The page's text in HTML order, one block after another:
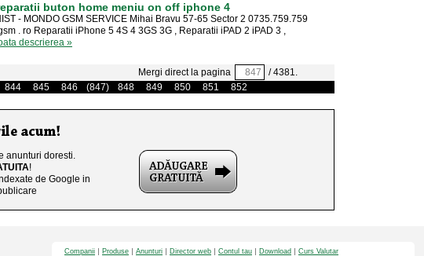
buton home meniu on off iphone 4
- MONDO GSM SERVICE Mihai Bravu 57-65 Sector 2 0735.759.759
. ro Reparatii iPhone 5 4S 4 3GS 3G , Reparatii iPAD 2 iPAD 3 ,
descrierea »
Mergi direct la pagina
/ 4381.
844 845 846 (847) 848 849 850 851 852
anunturi doresti.
!
de Google in
Companii Produse Anunturi Director web Contul tau Download Curs Valutar